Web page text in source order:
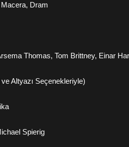
Dram
Thomas, Tom Brittney, Einar
Altyazı Seçenekleriyle)
Spierig